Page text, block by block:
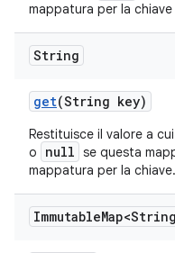
mappatura per la
String
get(String key)
Restituisce il valore a
o
null se questa
mappatura per la chiave.
ImmutableMap<String